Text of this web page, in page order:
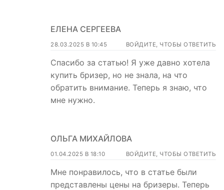
ЕЛЕНА СЕРГЕЕВА
28.03.2025 В 10:45 ВОЙДИТЕ, ЧТОБЫ ОТВЕТИТЬ
Спасибо за статью! Я уже давно хотела
купить бризер, но не знала, на что
обратить внимание. Теперь я знаю, что
мне нужно.
ОЛЬГА МИХАЙЛОВА
01.04.2025 В 18:10 ВОЙДИТЕ, ЧТОБЫ ОТВЕТИТЬ
Мне понравилось, что в статье были
представлены цены на бризеры. Теперь